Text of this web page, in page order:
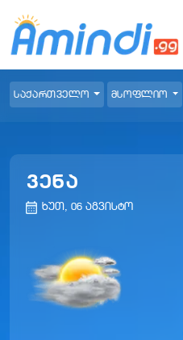
საქართველო მსოფლიო
ვენა
ხუთ, 06 აგვისტო